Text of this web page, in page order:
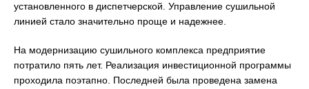
установленного в диспетчерской. Управление сушильной
линией стало значительно проще и надежнее.
На модернизацию сушильного комплекса предприятие
потратило пять лет. Реализация инвестиционной программы
проходила поэтапно. Последней была проведена замена